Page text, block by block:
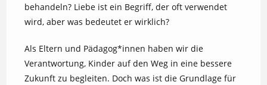
behandeln? Liebe ist ein Begriff, der oft verwendet
wird, aber was bedeutet er wirklich?
Als Eltern und Pädagog*innen haben wir die
Verantwortung, Kinder auf den Weg in eine bessere
Zukunft zu begleiten. Doch was ist die Grundlage für